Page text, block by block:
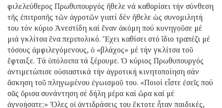
φιλελεύθερος Πρωθυπουργός ἤθελε νά καθορίσει τήν σύνθεση
τῆς ἐπιτροπῆς τῶν ἀγροτῶν γιατί δέν ἤθελε ὡς συνομιλητή
του τόν κύριο Ἀνεστίδη καί ἕναν ἀκόμη πού κυνηγοῦσε μέ
μιά γκλίτσα ἕνα περιπολικό. Ἔχει καθίσει στό ἴδιο τραπέζι μέ
τόσους ἀμφιλεγόμενους, ὁ «βλάχος» μέ τήν γκλίτσα τοῦ
ἔφταιξε. Τά ὑπόλοιπα τά ξέρουμε. Ὁ κύριος Πρωθυπουργός
ἀντιμετώπισε οὐσιαστικά τήν ἀγροτική κινητοποίηση σάν
ἄσκηση τοῦ πληγωμένου ἐγωισμοῦ του. «Ποιοί εἶστε ἐσεῖς πού
σᾶς ὅρισα συνάντηση σέ δήλη μέρα καί ὥρα καί μέ
ἀγνοήσατε;» Ὅλες οἱ ἀντιδράσεις του ἔκτοτε ἦταν παιδικές,